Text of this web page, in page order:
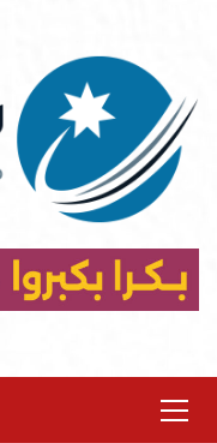
content
Menu